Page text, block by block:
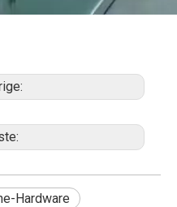
Hardware